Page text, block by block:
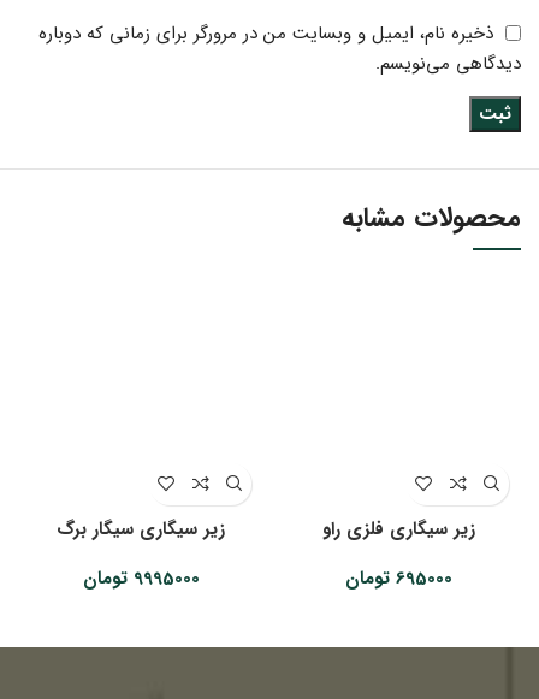
ذخیره نام، ایمیل و وبسایت من در مرورگر برای زمانی که دوباره
دیدگاهی می‌نویسم.
محصولات مشابه
زیر سیگاری فلزی راو
695000 تومان
زیر سیگاری سیگار برگ
9995000 تومان